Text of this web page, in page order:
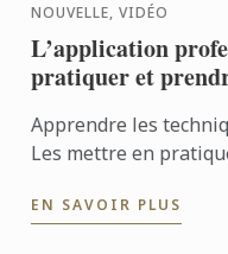
NOUVELLE, VIDÉO
L’application
pratiquer et
Apprendre les
Les mettre en
les ...
EN SAVOIR PLUS